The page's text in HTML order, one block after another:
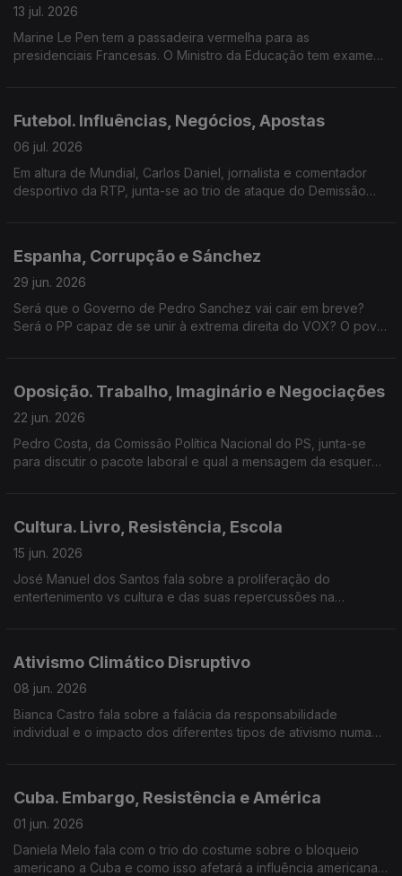
13 jul. 2026
Marine Le Pen tem a passadeira vermelha para as
presidenciais Francesas. O Ministro da Educação tem exames
Futebol. Influências, Negócios, Apostas
06 jul. 2026
Em altura de Mundial, Carlos Daniel, jornalista e comentador
desportivo da RTP, junta-se ao trio de ataque do Demissão
Espanha, Corrupção e Sánchez
29 jun. 2026
Será que o Governo de Pedro Sanchez vai cair em breve?
Será o PP capaz de se unir à extrema direita do VOX? O povo
Oposição. Trabalho, Imaginário e Negociações
22 jun. 2026
Pedro Costa, da Comissão Política Nacional do PS, junta-se
para discutir o pacote laboral e qual a mensagem da esquerda
Cultura. Livro, Resistência, Escola
15 jun. 2026
José Manuel dos Santos fala sobre a proliferação do
entertenimento vs cultura e das suas repercussões na
Ativismo Climático Disruptivo
08 jun. 2026
Bianca Castro fala sobre a falácia da responsabilidade
individual e o impacto dos diferentes tipos de ativismo numa
Cuba. Embargo, Resistência e América
01 jun. 2026
Daniela Melo fala com o trio do costume sobre o bloqueio
americano a Cuba e como isso afetará a influência americana